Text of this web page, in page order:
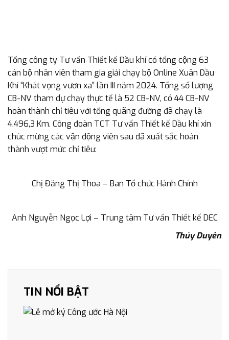
Tổng công ty Tư vấn Thiết kế Dầu khí có tổng cộng 63
cán bộ nhân viên tham gia giải chạy bộ Online Xuân Dầu
Khí “Khát vọng vươn xa” lần III năm 2024. Tổng số lượng
CB-NV tham dự chạy thực tế là 52 CB-NV, có 44 CB-NV
hoàn thành chỉ tiêu với tổng quãng đường đã chạy là
4.496,3 Km. Công đoàn TCT Tư vấn Thiết kế Dầu khí xin
chúc mừng các vận động viên sau đã xuất sắc hoàn
thành vượt mức chỉ tiêu:
Chị Đăng Thị Thoa – Ban Tổ chức Hành Chính
Anh Nguyễn Ngọc Lợi – Trung tâm Tư vấn Thiết kế DEC
Thúy Duyên
TIN NỔI BẬT